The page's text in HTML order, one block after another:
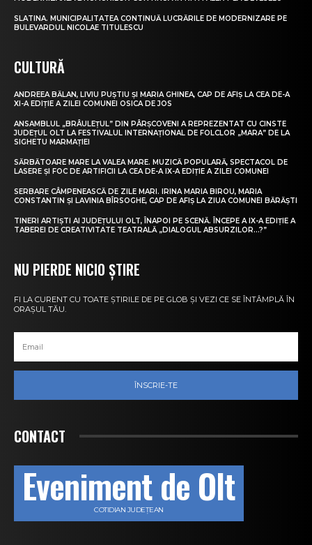
SLATINA. MUNICIPALITATEA CONTINUĂ LUCRĂRILE DE MODERNIZARE PE
BULEVARDUL NICOLAE TITULESCU
CULTURĂ
ANDREEA BĂLAN, LIVIU PUȘTIU ȘI MARIA GHINEA, CAP DE AFIȘ LA CEA DE-A
XI-A EDIȚIE A ZILEI COMUNEI OSICA DE JOS
ANSAMBLUL „BRÂULEȚUL” DIN PÂRȘCOVENI A REPREZENTAT CU CINSTE
JUDEȚUL OLT LA FESTIVALUL INTERNAȚIONAL DE FOLCLOR „MARA” DE LA
SIGHETU MARMAȚIEI
SĂRBĂTOARE MARE LA VALEA MARE. MUZICĂ POPULARĂ, SPECTACOL DE
LASERE ȘI FOC DE ARTIFICII LA CEA DE-A IX-A EDIȚIE A ZILEI COMUNEI
SERBARE CÂMPENEASCĂ DE ZILE MARI. IRINA MARIA BIROU, MARIA
CONSTANTIN ȘI LAVINIA BÎRSOGHE, CAP DE AFIȘ LA ZIUA COMUNEI BĂRĂȘTI
TINERI ARTIȘTI AI JUDEȚULUI OLT, ÎNAPOI PE SCENĂ. ÎNCEPE A IX-A EDIȚIE A
TABEREI DE CREATIVITATE TEATRALĂ „DIALOGUL ABSURZILOR…?”
NU PIERDE NICIO ȘTIRE
FI LA CURENT CU TOATE ȘTIRILE DE PE GLOB ȘI VEZI CE SE ÎNTÂMPLĂ ÎN
ORAȘUL TĂU.
ÎNSCRIE-TE
CONTACT
Eveniment de Olt
COTIDIAN JUDEȚEAN